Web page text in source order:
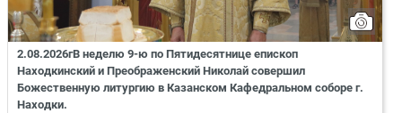
2.08.2026гВ неделю 9-ю по Пятидесятнице епископ
Находкинский и Преображенский Николай совершил
Божественную литургию в Казанском Кафедральном соборе г.
Находки.